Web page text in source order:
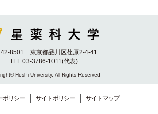
8501 東京都品川区荏原2-4-41
TEL 03-3786-1011(代表)
Hoshi University. All Rights Reserved
ポリシー サイトポリシー サイトマップ